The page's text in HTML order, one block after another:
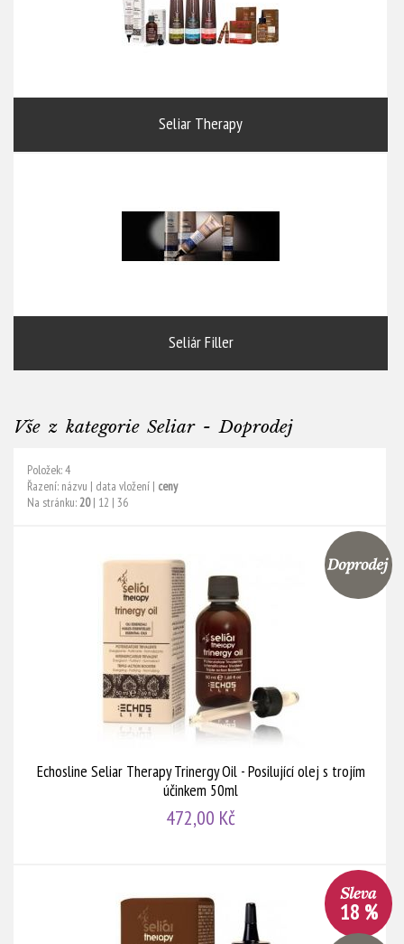
Seliar Therapy
Seliár Filler
Vše z kategorie Seliar - Doprodej
Položek: 4
Řazení: názvu | data vložení | ceny
Na stránku:20| 12 | 36
Echosline Seliar Therapy Trinergy Oil - Posilující olej s trojím
účinkem 50ml
472,00 Kč
18 %